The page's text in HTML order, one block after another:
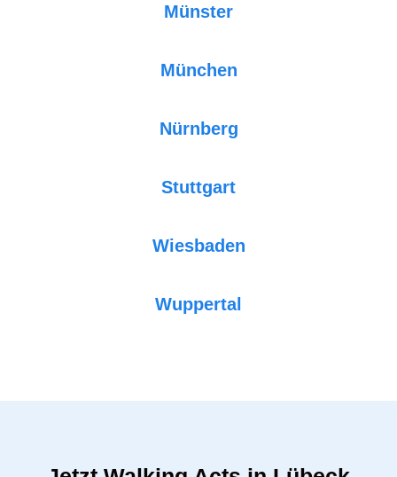
Münster
München
Nürnberg
Stuttgart
Wiesbaden
Wuppertal